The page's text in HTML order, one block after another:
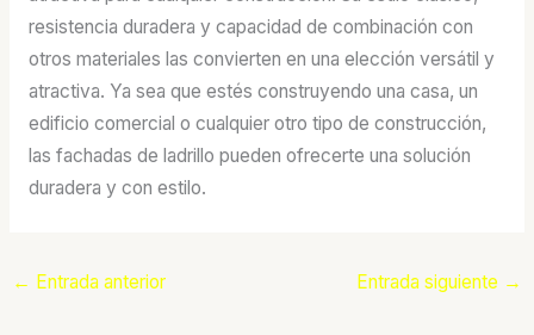
resistencia duradera y capacidad de combinación con
otros materiales las convierten en una elección versátil y
atractiva. Ya sea que estés construyendo una casa, un
edificio comercial o cualquier otro tipo de construcción,
las fachadas de ladrillo pueden ofrecerte una solución
duradera y con estilo.
← Entrada anterior Entrada siguiente →